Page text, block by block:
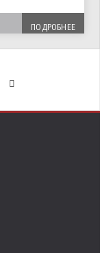
ПОДРОБНЕЕ